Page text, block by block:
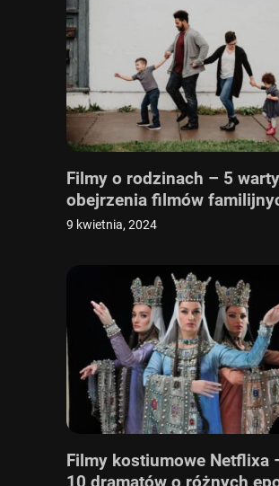
Filmy o rodzinach – 5
obejrzenia filmów
9 kwietnia, 2024
Filmy kostiumowe Netflixa
10 dramatów o różnych